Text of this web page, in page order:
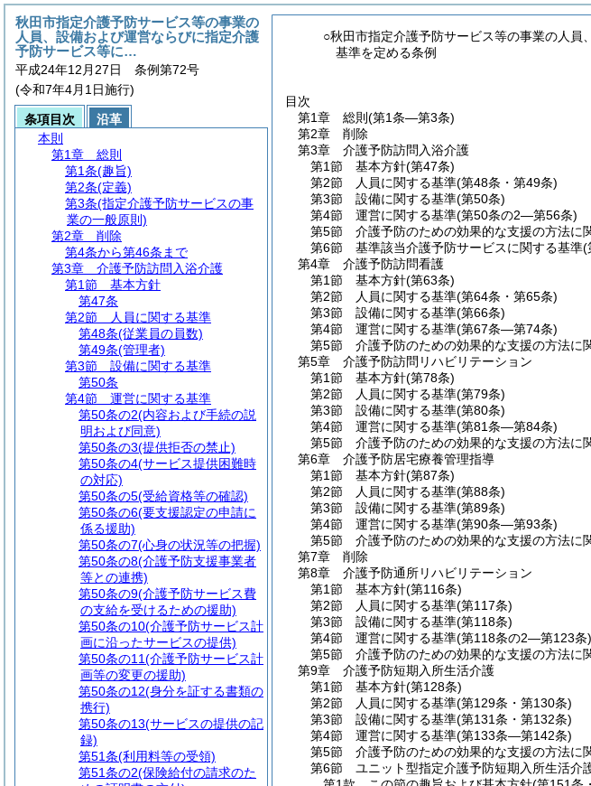
○秋田市指定介護予防サービス等の事業の人
基準を定める条例
目次
第1章
総則 (第1条―第3条)
第2章
削除
第3章
介護予防訪問入浴介護
第1節
基本方針(第47条)
第2節
人員に関する基準(第48条・第49条)
第3節
設備に関する基準(第50条)
第4節
運営に関する基準(第50条の2―第56条)
第5節
介護予防のための効果的な支援の方法に
第6節
基準該当介護予防サービスに関する基準(
第4章
介護予防訪問看護
第1節
基本方針(第63条)
第2節
人員に関する基準(第64条・第65条)
第3節
設備に関する基準(第66条)
第4節
運営に関する基準(第67条―第74条)
第5節
介護予防のための効果的な支援の方法に
第5章
介護予防訪問リハビリテーション
第1節
基本方針(第78条)
第2節
人員に関する基準(第79条)
第3節
設備に関する基準(第80条)
第4節
運営に関する基準(第81条―第84条)
第5節
介護予防のための効果的な支援の方法に
第6章
介護予防居宅療養管理指導
第1節
基本方針(第87条)
第2節
人員に関する基準(第88条)
第3節
設備に関する基準(第89条)
第4節
運営に関する基準(第90条―第93条)
第5節
介護予防のための効果的な支援の方法に
第7章
削除
第8章
介護予防通所リハビリテーション
第1節
基本方針(第116条)
第2節
人員に関する基準(第117条)
第3節
設備に関する基準(第118条)
第4節
運営に関する基準(第118条の2―第123条)
第5節
介護予防のための効果的な支援の方法に
第9章
介護予防短期入所生活介護
第1節
基本方針(第128条)
第2節
人員に関する基準(第129条・第130条)
第3節
設備に関する基準(第131条・第132条)
第4節
運営に関する基準(第133条―第142条)
第5節
介護予防のための効果的な支援の方法に
第6節
ユニット型指定介護予防短期入所生活介
秋田市指定介護予防サービス等の事業の
人員、設備および運営ならびに指定介護
予防サービス等に…
平成24年12月27日 条例第72号
(令和7年4月1日施行)
条項目次
沿革
本則
第1章
総則
第1条(趣旨)
第2条(定義)
第3条(指定介護予防サービスの事
業の一般原則)
第2章
削除
第4条から第46条まで
第3章
介護予防訪問入浴介護
第1節
基本方針
第47条
第2節
人員に関する基準
第48条(従業員の員数)
第49条(管理者)
第3節
設備に関する基準
第50条
第4節
運営に関する基準
第50条の2(内容および手続の説
明および同意)
第50条の3(提供拒否の禁止)
第50条の4(サービス提供困難時
の対応)
第50条の5(受給資格等の確認)
第50条の6(要支援認定の申請に
係る援助)
第50条の7(心身の状況等の把握)
第50条の8(介護予防支援事業者
等との連携)
第50条の9(介護予防サービス費
の支給を受けるための援助)
第50条の10(介護予防サービス計
画に沿ったサービスの提供)
第50条の11(介護予防サービス計
画等の変更の援助)
第50条の12(身分を証する書類の
携行)
第50条の13(サービスの提供の記
録)
第51条(利用料等の受領)
第51条の2(保険給付の請求のた